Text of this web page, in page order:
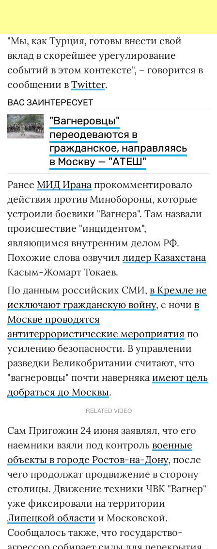
"Мы, как Турция, готовы внести свой
вклад в скорейшее урегулирование
событий в этом контексте", – говорится в
сообщении в Twitter.
ВАС ЗАИНТЕРЕСУЕТ
"Вагнеровцы"
переодеваются в
гражданское, направляясь
в Москву — "АТЕШ"
Ранее МИД Ирана прокомментировало
действия против Минобороны, которые
устроили боевики "Вагнера". Там назвали
происшествие "инцидентом",
являющимся внутренним делом РФ.
Похожие слова озвучил лидер Казахстана
Касым-Жомарт Токаев.
По данным российских СМИ, в Кремле не
исключают гражданскую войну, с ночи в
Москве проводятся
антитеррористические мероприятия по
усилению безопасности. В управлении
разведки Великобритании считают, что
"вагнеровцы" почти наверняка имеют цель
добраться до Москвы.
RELATED VIDEO
Сам Пригожин 24 июня заявлял, что его
наемники взяли под контроль военные
объекты в городе Ростов-на-Дону, после
чего продолжат продвижение в сторону
столицы. Движение техники ЧВК "Вагнер"
уже фиксировали на территории
Липецкой области и Московской.
Сообщалось также, что государство-